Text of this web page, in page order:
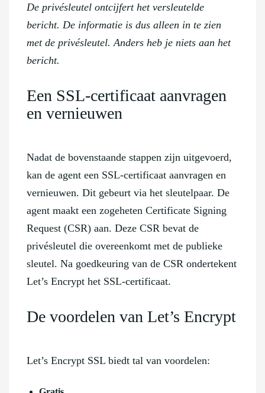
De privésleutel ontcijfert het versleutelde
bericht. De informatie is dus alleen in te zien
met de privésleutel. Anders heb je niets aan het
bericht.
Een SSL-certificaat aanvragen
en vernieuwen
Nadat de bovenstaande stappen zijn uitgevoerd,
kan de agent een SSL-certificaat aanvragen en
vernieuwen. Dit gebeurt via het sleutelpaar. De
agent maakt een zogeheten Certificate Signing
Request (CSR) aan. Deze CSR bevat de
privésleutel die overeenkomt met de publieke
sleutel. Na goedkeuring van de CSR ondertekent
Let’s Encrypt het SSL-certificaat.
De voordelen van Let’s Encrypt
Let’s Encrypt SSL biedt tal van voordelen: